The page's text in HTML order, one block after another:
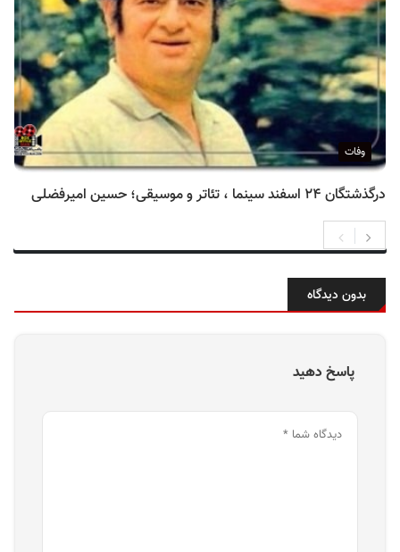
وفات
درگذشتگان ۲۴ اسفند سینما ، تئاتر و موسیقی؛ حسین امیرفضلی
بدون دیدگاه
پاسخ دهید